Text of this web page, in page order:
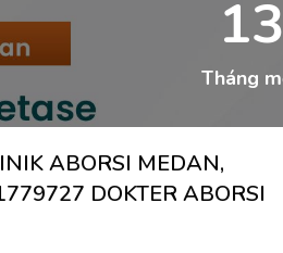
13
Tháng
ABORSI MEDAN,
DOKTER ABORSI